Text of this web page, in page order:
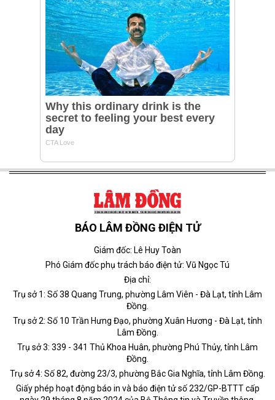
BÁO LÂM ĐỒNG ĐIỆN TỬ
Giám đốc: Lê Huy Toàn
Phó Giám đốc phụ trách báo điện tử: Vũ Ngọc Tú
Địa chỉ:
Trụ sở 1: Số 38 Quang Trung, phường Lâm Viên - Đà Lạt, tỉnh Lâm
Đồng.
Trụ sở 2: Số 10 Trần Hưng Đạo, phường Xuân Hương - Đà Lạt, tỉnh
Lâm Đồng.
Trụ sở 3: 339 - 341 Thủ Khoa Huân, phường Phú Thủy, tỉnh Lâm
Đồng.
Trụ sở 4: Số 82, đường 23/3, phường Bắc Gia Nghĩa, tỉnh Lâm Đồng.
Giấy phép hoạt động báo in và báo điện tử số 232/GP-BTTT cấp